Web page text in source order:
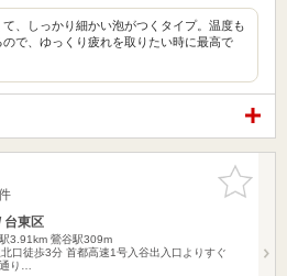
、しっかり細かい泡がつくタイプ。温度も
で、ゆっくり疲れを取りたい時に最高で
お気に入
りに追加
台東区
3.91km 鶯谷駅309m
口徒歩3分 首都高速1号入谷出入口よりすぐ
り…